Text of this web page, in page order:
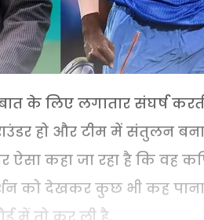
के लिए लगातार संघर्ष
हो और टीम में संतुलन
ऐसा कहा जा रहा है कि वह
को देखकर कुछ भी कह